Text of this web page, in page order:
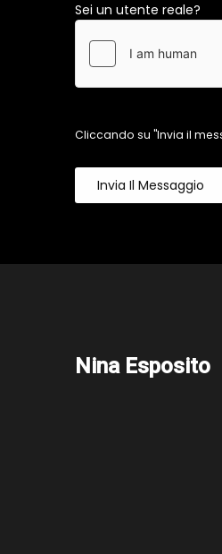
Sei un utente reale?
Cliccando su "Invia il
Invia Il Messaggio
Nina Esposito